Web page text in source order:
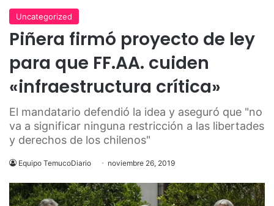
Uncategorized
Piñera firmó proyecto de ley
para que FF.AA. cuiden
«infraestructura crítica»
El mandatario defendió la idea y aseguró que "no
va a significar ninguna restricción a las libertades
y derechos de los chilenos"
Equipo TemucoDiario noviembre 26, 2019